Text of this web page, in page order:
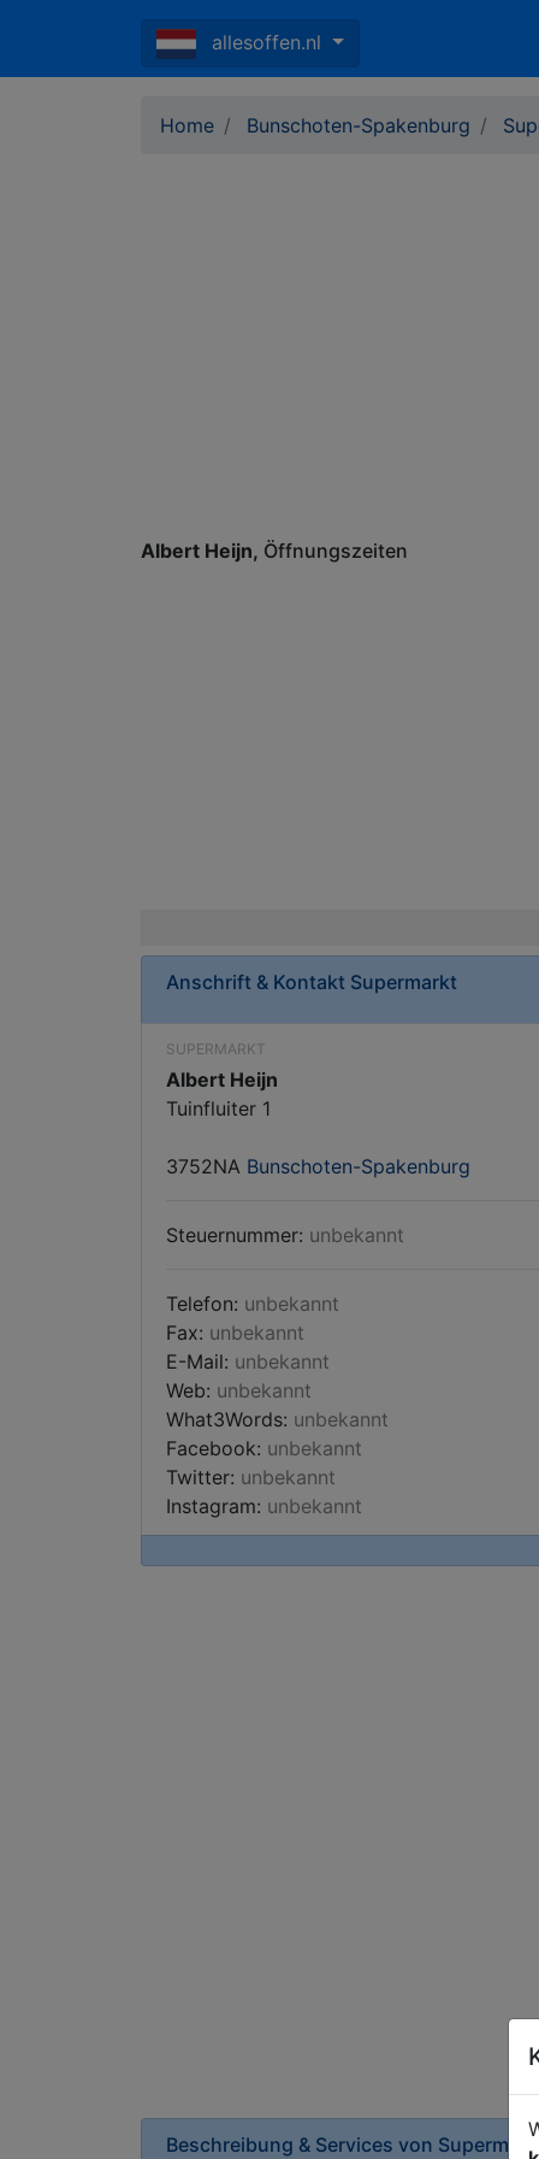
allesoffen.nl
Home Bunschoten-Spakenburg
Albert Heijn Öffnungszeiten
Anschrift & Kontakt Supermarkt
SUPERMARKT
Albert Heijn
Tuinfluiter 1
3752NA Bunschoten-Spakenburg
Steuernummer: unbekannt
Telefon: unbekannt
Fax: unbekannt
E-Mail: unbekannt
Web: unbekannt
What3Words: unbekannt
Facebook: unbekannt
Twitter: unbekannt
Instagram: unbekannt
Beschreibung & Services von Supermarkt